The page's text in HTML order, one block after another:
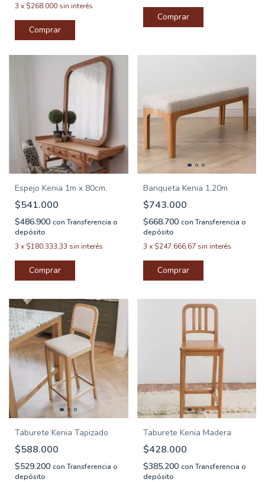
3 x $268.000 sin interés
Comprar
Espejo Kenia 1m x 80cm.
$541.000
$486.900 con Transferencia o
depósito
3 x $180.333,33 sin interés
Banqueta Kenia 1.20m
$743.000
$668.700 con Transferencia o
depósito
3 x $247.666,67 sin interés
Taburete Kenia Tapizado
$588.000
$529.200 con Transferencia o
depósito
Taburete Kenia Madera
$428.000
$385.200 con Transferencia o
depósito